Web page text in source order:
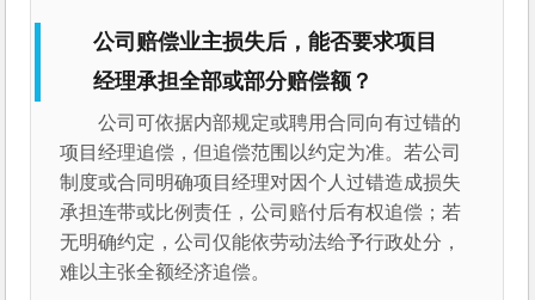
公司赔偿业主损失后，能否要求项目
经理承担全部或部分赔偿额？
公司可依据内部规定或聘用合同向有过错的
项目经理追偿，但追偿范围以约定为准。若公司
制度或合同明确项目经理对因个人过错造成损失
承担连带或比例责任，公司赔付后有权追偿；若
无明确约定，公司仅能依劳动法给予行政处分，
难以主张全额经济追偿。